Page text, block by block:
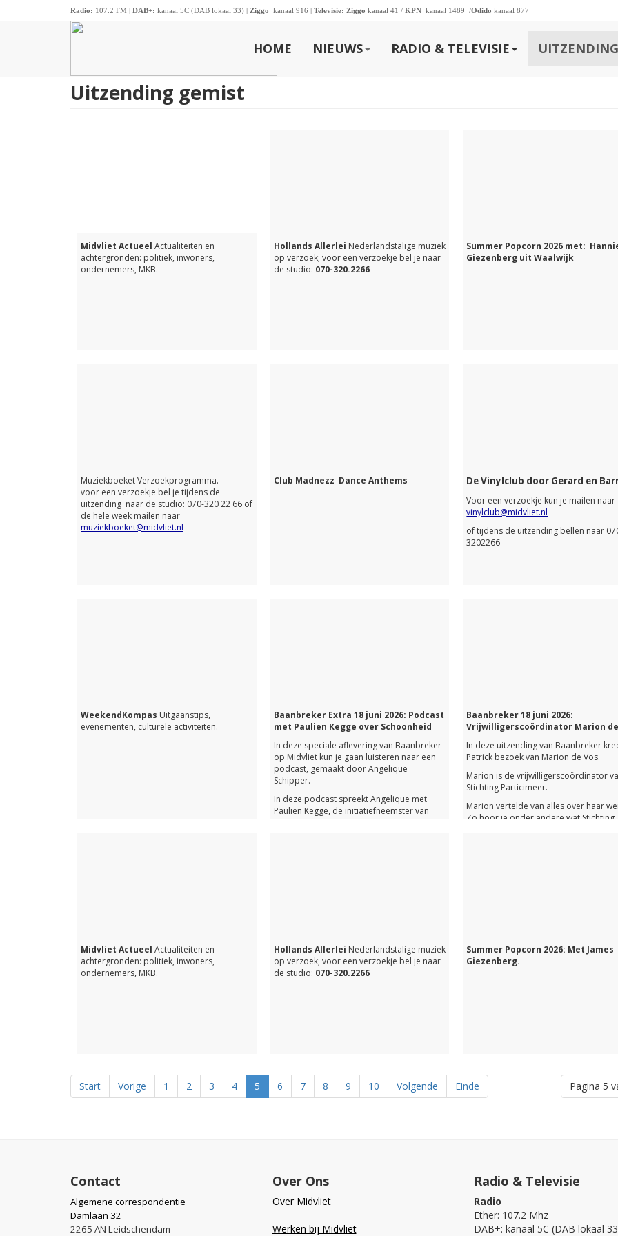
Radio: 107.2 FM | DAB+: kanaal 5C (DAB lokaal 33) | Ziggo kanaal 916 | Televisie: Ziggo kanaal 41 / KPN kanaal 1489 /Odido kanaal 877
HOME NIEUWS RADIO & TELEVISIE
Uitzending gemist
Midvliet Actueel Actualiteiten en
achtergronden: politiek, inwoners,
ondernemers, MKB.
Hollands Allerlei Nederlandstalige muziek
op verzoek; voor een verzoekje bel je naar
de studio: 070-320.2266
Summer Popcorn 2026 met:
Giezenberg uit Waalwijk
Muziekboeket Verzoekprogramma.
voor een verzoekje bel je tijdens de
uitzending naar de studio: 070-320 22 66 of
de hele week mailen naar
muziekboeket@midvliet.nl
Club Madnezz Dance Anthems De Vinylclub door Gerard en
Voor een verzoekje kun je mailen naar
vinylclub@midvliet.nl
of tijdens de uitzending bellen naar
3202266
WeekendKompas Uitgaanstips,
evenementen, culturele activiteiten.
Baanbreker Extra 18 juni 2026: Podcast
met Paulien Kegge over Schoonheid
In deze speciale aflevering van Baanbreker
op Midvliet kun je gaan luisteren naar een
podcast, gemaakt door Angelique
Schipper.
In deze podcast spreekt Angelique met
Paulien Kegge, de initiatiefneemster van
Supporters van Schoon.
Baanbreker 18 juni 2026:
Vrijwilligerscoördinator Marion de
In deze uitzending van Baanbreker
Patrick bezoek van Marion de Vos.
Marion is de vrijwilligerscoördinator
Stichting Particimeer.
Marion vertelde van alles over haar
Zo hoor je onder andere wat Stichting
terugluisteren.
Midvliet Actueel Actualiteiten en
achtergronden: politiek, inwoners,
ondernemers, MKB.
Hollands Allerlei Nederlandstalige muziek
op verzoek; voor een verzoekje bel je naar
de studio: 070-320.2266
Summer Popcorn 2026: Met James
Giezenberg.
Pagina 5
Start Vorige 1 2 3 4 5 6 7 8 9 10 Volgende Einde
Contact
Algemene correspondentie
Damlaan 32
2265 AN Leidschendam
Over Ons
Over Midvliet
Werken bij Midvliet
Radio & Televisie
Radio
Ether: 107.2 Mhz
DAB+: kanaal 5C (DAB lokaal